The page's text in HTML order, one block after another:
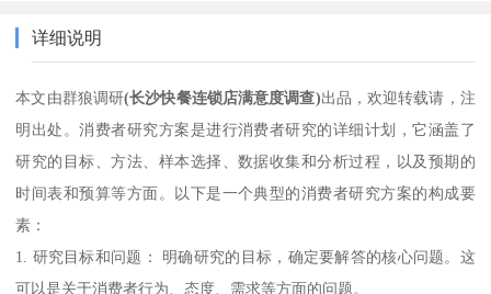
详细说明
本文由群狼调研(长沙快餐连锁店满意度调查)出品，欢迎转载请，注
明出处。消费者研究方案是进行消费者研究的详细计划，它涵盖了
研究的目标、方法、样本选择、数据收集和分析过程，以及预期的
时间表和预算等方面。以下是一个典型的消费者研究方案的构成要
素：
1. 研究目标和问题： 明确研究的目标，确定要解答的核心问题。这
可以是关于消费者行为、态度、需求等方面的问题。